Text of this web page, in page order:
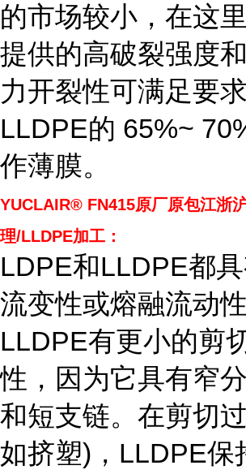
的市场较小，在这
提供的高破裂强度
力开裂性可满足要求
LLDPE的 65%~
作薄膜。
YUCLAIR® FN415原厂原包江浙
理/LLDPE加工：
LDPE和LLDPE都
流变性或熔融流动性
LLDPE有更小的剪
性，因为它具有窄
和短支链。在剪切
如挤塑)，LLDPE保